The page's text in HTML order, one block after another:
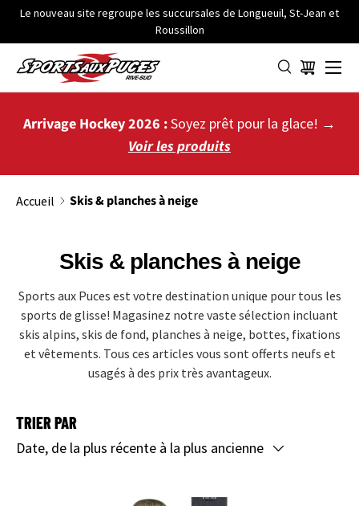
ALLER AU CONTENU
Le nouveau site regroupe les succursales de Longueuil, St-Jean et
Roussillon
Panier
Menu
Arrivage Hockey 2026 :Soyez prêt pour la glace! →
Voir les produits
Accueil Skis & planches à neige
Skis & planches à neige
Sports aux Puces est votre destination unique pour tous les
sports de glisse! Magasinez notre vaste sélection incluant
skis alpins, skis de fond, planches à neige, bottes, fixations
et vêtements. Tous ces articles vous sont offerts neufs et
usagés à des prix très avantageux.
TRIER PAR
Date, de la plus récente à la plus ancienne